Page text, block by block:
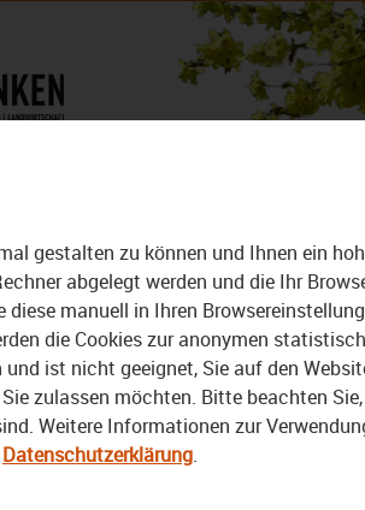
gestalten zu können und Ihnen ein
abgelegt werden und die Ihr
manuell in Ihren
die Cookies zur anonymen
ist nicht geeignet, Sie auf den
zulassen möchten. Bitte beachten
Weitere Informationen zur
Datenschutzerklärung.